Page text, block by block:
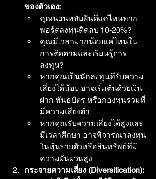
ของตัวเอง:
คุณนอนหลับฝันดีแค่ไหนหาก
พอร์ตลงทุนติดลบ 10-20%?
คุณมีเวลามากน้อยแค่ไหนใน
การติดตามและเรียนรู้การ
ลงทุน?
หากคุณเป็นนักลงทุนที่รับความ
เสี่ยงได้น้อย อาจเริ่มต้นด้วยเงิน
ฝาก พันธบัตร หรือกองทุนรวมที่
มีความเสี่ยงต่ำ
หากคุณรับความเสี่ยงได้สูงและ
มีเวลาศึกษา อาจพิจารณาลงทุน
ในหุ้นรายตัวหรือสินทรัพย์ที่มี
ความผันผวนสูง
กระจายความเสี่ยง (Diversification):